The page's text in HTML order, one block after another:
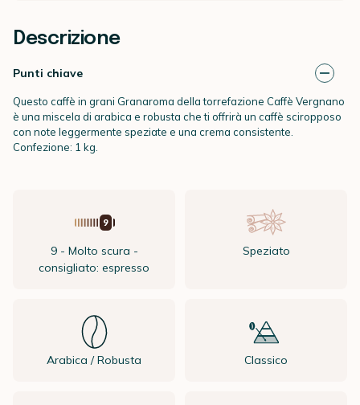
Descrizione
Punti chiave
Questo caffè in grani Granaroma della torrefazione Caffè Vergnano
è una miscela di arabica e robusta che ti offrirà un caffè sciropposo
con note leggermente speziate e una crema consistente.
Confezione: 1 kg.
9 - Molto scura -
consigliato: espresso
Speziato
Arabica / Robusta Classico